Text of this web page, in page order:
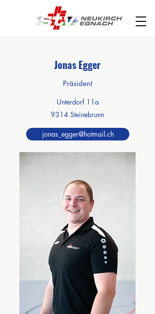
Jonas Egger
Präsident
Unterdorf 11a
9314 Steinebrunn
jonas_egger@hotmail.ch